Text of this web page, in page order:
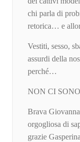
chi parla di
retorica… e
Vestiti, sesso,
assurdi della
perché…
NON CI
Brava
orgogliosa di
grazie